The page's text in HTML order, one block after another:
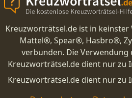
Kreuzworträtsel.de ist in keinster
Mattel®, Spear®, Hasbro®,
verbunden. Die Verwendung
Kreuzworträtsel.de dient nur zu
Kreuzworträtsel.de dient nur zu